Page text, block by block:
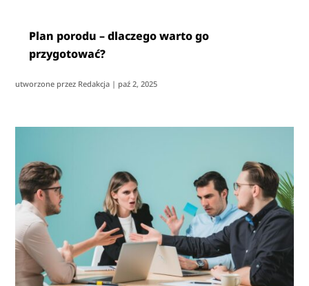
Plan porodu – dlaczego warto go
przygotować?
utworzone przez Redakcja | paź 2, 2025